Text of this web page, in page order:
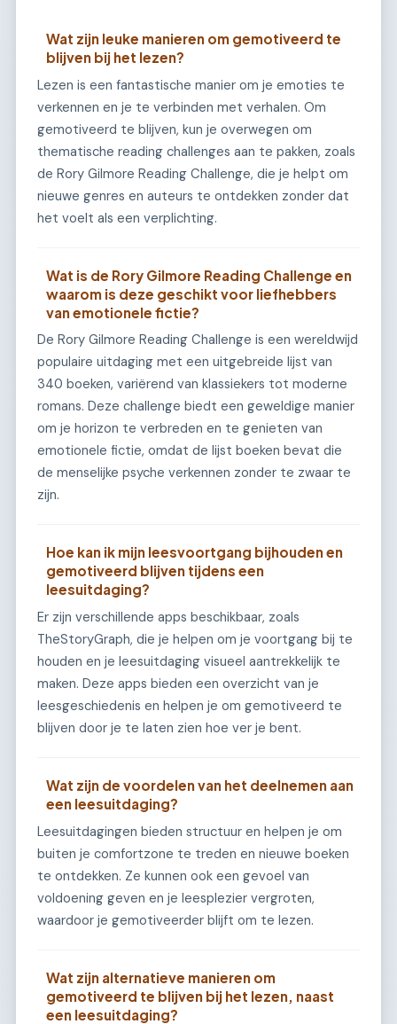
Wat zijn leuke manieren om gemotiveerd te
blijven bij het lezen?
Lezen is een fantastische manier om je emoties te
verkennen en je te verbinden met verhalen. Om
gemotiveerd te blijven, kun je overwegen om
thematische reading challenges aan te pakken, zoals
de Rory Gilmore Reading Challenge, die je helpt om
nieuwe genres en auteurs te ontdekken zonder dat
het voelt als een verplichting.
Wat is de Rory Gilmore Reading Challenge en
waarom is deze geschikt voor liefhebbers
van emotionele fictie?
De Rory Gilmore Reading Challenge is een wereldwijd
populaire uitdaging met een uitgebreide lijst van
340 boeken, variërend van klassiekers tot moderne
romans. Deze challenge biedt een geweldige manier
om je horizon te verbreden en te genieten van
emotionele fictie, omdat de lijst boeken bevat die
de menselijke psyche verkennen zonder te zwaar te
zijn.
Hoe kan ik mijn leesvoortgang bijhouden en
gemotiveerd blijven tijdens een
leesuitdaging?
Er zijn verschillende apps beschikbaar, zoals
TheStoryGraph, die je helpen om je voortgang bij te
houden en je leesuitdaging visueel aantrekkelijk te
maken. Deze apps bieden een overzicht van je
leesgeschiedenis en helpen je om gemotiveerd te
blijven door je te laten zien hoe ver je bent.
Wat zijn de voordelen van het deelnemen aan
een leesuitdaging?
Leesuitdagingen bieden structuur en helpen je om
buiten je comfortzone te treden en nieuwe boeken
te ontdekken. Ze kunnen ook een gevoel van
voldoening geven en je leesplezier vergroten,
waardoor je gemotiveerder blijft om te lezen.
Wat zijn alternatieve manieren om
gemotiveerd te blijven bij het lezen, naast
een leesuitdaging?